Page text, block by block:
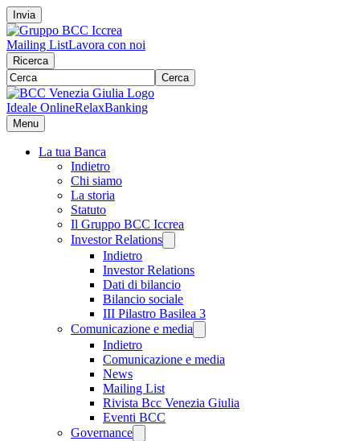
Invia
Mailing ListLavora con noi
Ricerca
Cerca
Ideale OnlineRelaxBanking
Menu
La tua Banca
Indietro
Chi siamo
La storia
Statuto
Il Gruppo BCC Iccrea
Investor Relations
Indietro
Investor Relations
Dati di bilancio
Bilancio sociale
III Pilastro Basilea 3
Comunicazione e media
Indietro
Comunicazione e media
News
Mailing List
Rivista Bcc Venezia Giulia
Eventi BCC
Governance